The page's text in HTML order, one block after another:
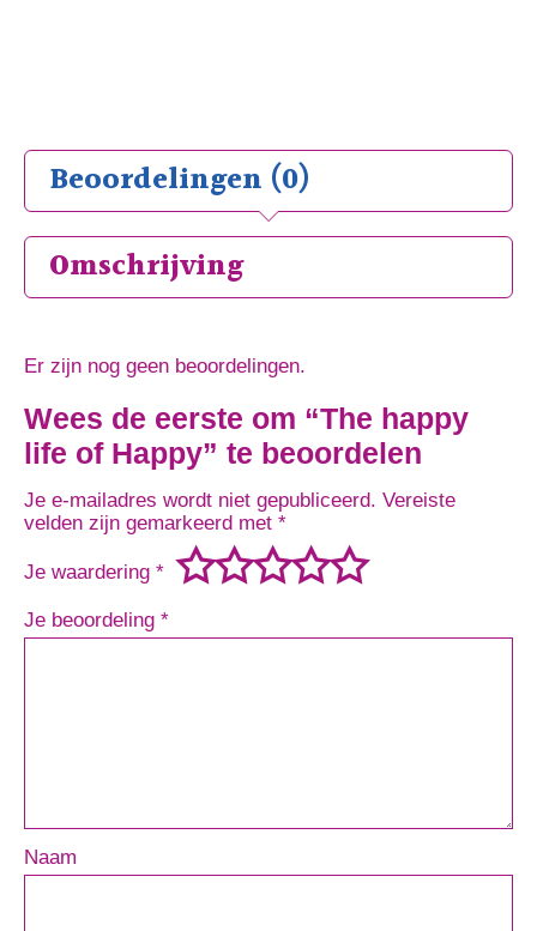
Beoordelingen (0)
Omschrijving
Er zijn nog geen beoordelingen.
Wees de eerste om “The happy
life of Happy” te beoordelen
Je e-mailadres wordt niet gepubliceerd. Vereiste
velden zijn gemarkeerd met *
Je waardering *
Je beoordeling *
Naam